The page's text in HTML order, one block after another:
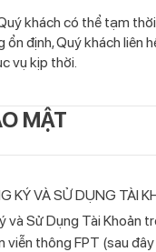
khách có thể tạm
ổn định, Quý khách
vụ kịp thời.
MẬT
KÝ VÀ SỬ DỤNG TÀI
và Sử Dụng Tài Khoản
viễn thông FPT (sau